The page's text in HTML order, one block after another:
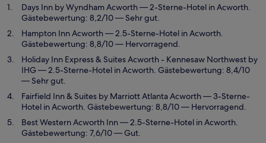
Days Inn by Wyndham Acworth— 2-Sterne-Hotel in Acworth.
Gästebewertung: 8,2/10 — Sehr gut.
Hampton Inn Acworth— 2.5-Sterne-Hotel in Acworth.
Gästebewertung: 8,8/10 — Hervorragend.
Holiday Inn Express & Suites Acworth - Kennesaw Northwest by
IHG— 2.5-Sterne-Hotel in Acworth. Gästebewertung: 8,4/10
— Sehr gut.
Fairfield Inn & Suites by Marriott Atlanta Acworth— 3-Sterne-
Hotel in Acworth. Gästebewertung: 8,8/10 — Hervorragend.
Best Western Acworth Inn— 2.5-Sterne-Hotel in Acworth.
Gästebewertung: 7,6/10 — Gut.